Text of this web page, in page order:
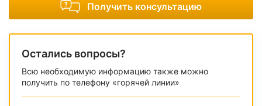
Получить консультацию
Остались вопросы?
Всю необходимую информацию также можно
получить по телефону «горячей линии»